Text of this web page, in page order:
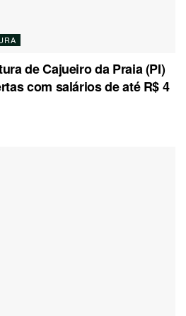
de Cajueiro da Praia (PI)
com salários de até R$ 4